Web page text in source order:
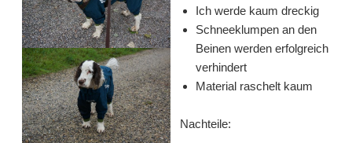
Ich werde kaum dreckig
Schneeklumpen an den
Beinen werden erfolgreich
verhindert
Material raschelt kaum
Nachteile: